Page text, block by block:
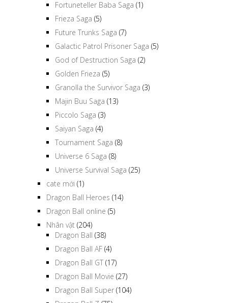
Fortuneteller Baba Saga (1)
Frieza Saga (5)
Future Trunks Saga (7)
Galactic Patrol Prisoner Saga (5)
God of Destruction Saga (2)
Golden Frieza (5)
Granolla the Survivor Saga (3)
Majin Buu Saga (13)
Piccolo Saga (3)
Saiyan Saga (4)
Tournament Saga (8)
Universe 6 Saga (8)
Universe Survival Saga (25)
cate mới (1)
Dragon Ball Heroes (14)
Dragon Ball online (5)
Nhân vật (204)
Dragon Ball (38)
Dragon Ball AF (4)
Dragon Ball GT (17)
Dragon Ball Movie (27)
Dragon Ball Super (104)